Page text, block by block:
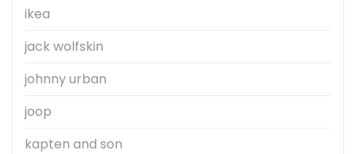
ikea
jack wolfskin
johnny urban
joop
kapten and son